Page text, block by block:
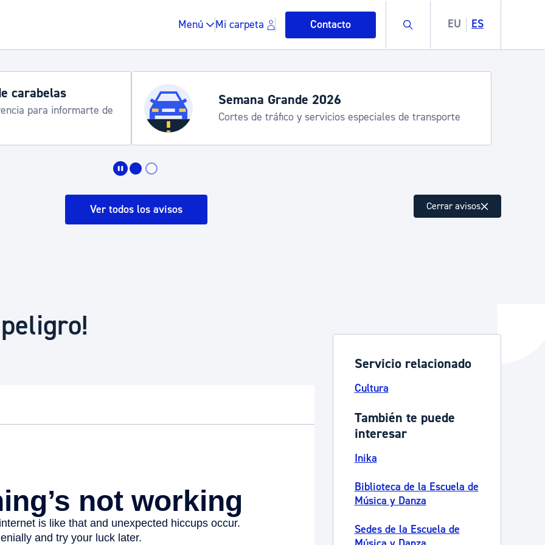
Menú Mi carpeta Contacto Buscar EU ES
Espacio público, residuos y medioambiente
carabelas
para informarte de
Semana Grande 2026
Cortes de tráfico y servicios especiales de transporte
Ver todos los avisos Cerrar avisos
Servicio relacionado
Cultura
También te puede
interesar
Inika
Biblioteca de la Escuela de
Música y Danza
Sedes de la Escuela de